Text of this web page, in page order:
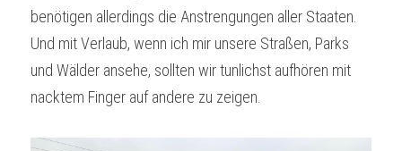
benötigen allerdings die Anstrengungen aller Staaten.
Und mit Verlaub, wenn ich mir unsere Straßen, Parks
und Wälder ansehe, sollten wir tunlichst aufhören mit
nacktem Finger auf andere zu zeigen.